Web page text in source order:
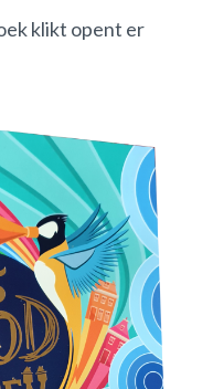
klikt opent er